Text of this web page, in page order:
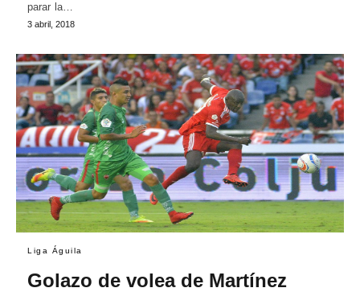
parar la…
3 abril, 2018
Liga Águila
Golazo de volea de Martínez